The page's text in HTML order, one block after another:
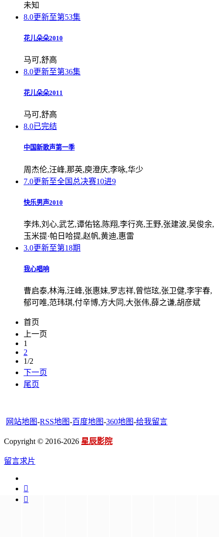
未知
8.0更新至第53集
花儿朵朵2010
马可,舒高
8.0更新至第36集
花儿朵朵2011
马可,舒高
8.0已完结
中国新歌声第一季
周杰伦,汪峰,那英,庾澄庆,李咏,华少
7.0更新至全国总决赛10进9
快乐男声2010
李炜,刘心,武艺,谭佑铭,陈翔,李行亮,王野,张建波,吴俊余,
玉米提·帕日哈提,赵帆,黄迪,惠雷
3.0更新至第18期
我心唱响
曹启泰,林海,汪峰,张惠妹,罗志祥,曾恺玹,张卫健,李宇春,
郁可唯,范玮琪,付辛博,方大同,大张伟,薛之谦,胡彦斌
首页
上一页
1
2
1/2
下一页
尾页
网站地图-RSS地图-百度地图-360地图-给我留言
Copyright © 2016-2026 星辰影院
留言求片

